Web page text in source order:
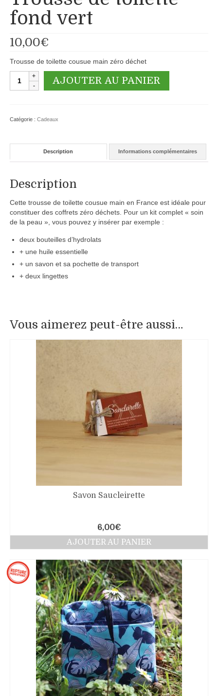
fond vert
10,00€
Trousse de toilette cousue main zéro déchet
quantité
fond
AJOUTER AU PANIER
Catégorie : Cadeaux
Description Informations complémentaires
Description
Cette trousse de toilette cousue main en France est idéale pour
constituer des coffrets zéro déchets. Pour un kit complet « soin
de la peau », vous pouvez y insérer par exemple :
deux bouteilles d’hydrolats
+ une huile essentielle
+ un savon et sa pochette de transport
+ deux lingettes
Vous aimerez peut-être aussi…
Savon Saucleirette
6,00€
AJOUTER AU PANIER